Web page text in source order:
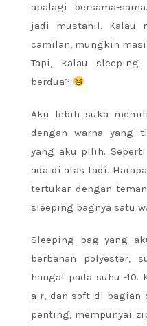
apalagi bersama-
jadi mustahil. Kalau
camilan, mungkin
Tapi, kalau
berdua?
Aku lebih suka
dengan warna yang
yang aku pilih.
ada di atas tadi.
tertukar dengan
sleeping bagnya satu
Sleeping bag yang
berbahan polyester,
hangat pada suhu -10.
air, dan soft di bagian
penting, mempunyai